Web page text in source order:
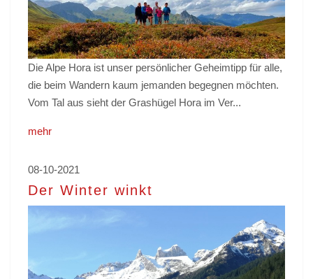
Die Alpe Hora ist unser persönlicher Geheimtipp für alle,
die beim Wandern kaum jemanden begegnen möchten.
Vom Tal aus sieht der Grashügel Hora im Ver...
mehr
08-10-2021
Der Winter winkt